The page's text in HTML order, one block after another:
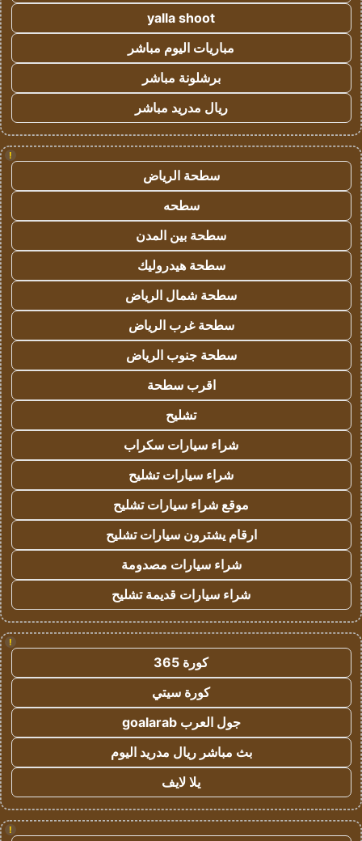
yalla shoot
مباريات اليوم مباشر
برشلونة مباشر
ريال مدريد مباشر
!
سطحة الرياض
سطحه
سطحة بين المدن
سطحة هيدروليك
سطحة شمال الرياض
سطحة غرب الرياض
سطحة جنوب الرياض
اقرب سطحة
تشليح
شراء سيارات سكراب
شراء سيارات تشليح
موقع شراء سيارات تشليح
ارقام يشترون سيارات تشليح
شراء سيارات مصدومة
شراء سيارات قديمة تشليح
!
كورة 365
كورة سيتي
جول العرب goalarab
بث مباشر ريال مدريد اليوم
يلا لايف
!